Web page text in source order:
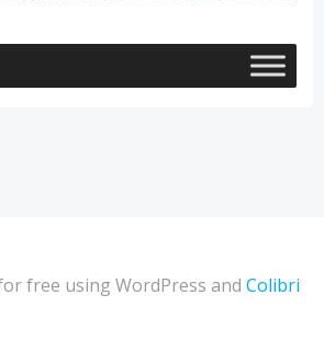
free using WordPress and Colibri